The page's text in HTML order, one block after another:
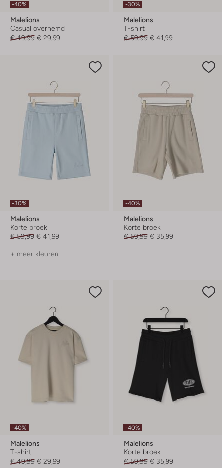
-40%
Malelions
Casual overhemd
€ 49,99 € 29,99
-30%
Malelions
T-shirt
€ 59,99 € 41,99
-30%
Malelions
Korte broek
€ 59,99 € 41,99
+ meer kleuren
-40%
Malelions
Korte broek
€ 59,99 € 35,99
-40%
Malelions
T-shirt
€ 49,99 € 29,99
-40%
Malelions
Korte broek
€ 59,99 € 35,99